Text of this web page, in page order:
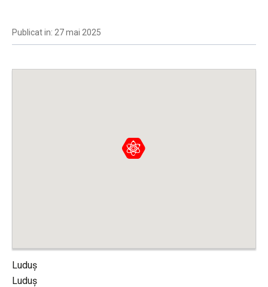
Publicat in: 27 mai 2025
Luduș
Luduș